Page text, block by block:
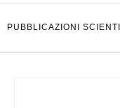
PUBBLICAZIONI